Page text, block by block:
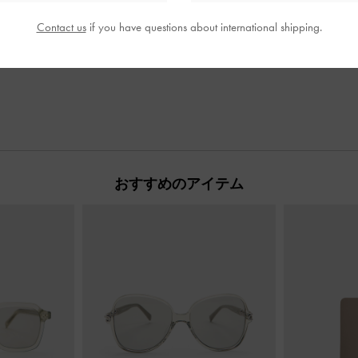
おすすめのアイテム
Contact usif you have questions about international shipping.